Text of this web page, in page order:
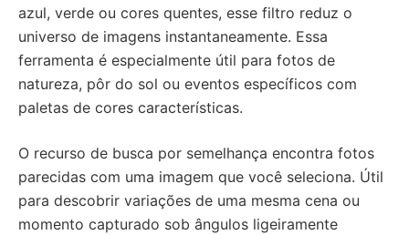
azul, verde ou cores quentes, esse filtro reduz o
universo de imagens instantaneamente. Essa
ferramenta é especialmente útil para fotos de
natureza, pôr do sol ou eventos específicos com
paletas de cores características.
O recurso de busca por semelhança encontra fotos
parecidas com uma imagem que você seleciona. Útil
para descobrir variações de uma mesma cena ou
momento capturado sob ângulos ligeiramente